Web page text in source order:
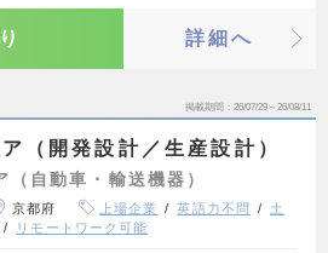
詳細へ
掲載期間 26/07/29～26/08/11
（開発設計／生産設計）
自動車・輸送機器）
京都府 上場企業 英語力不問
土
リモートワーク可能